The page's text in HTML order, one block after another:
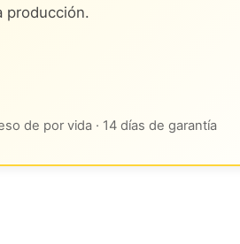
producción.
de por vida · 14 días de garantía